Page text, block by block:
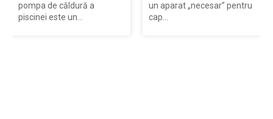
pompa de căldură a
piscinei este un...
un aparat „necesar” pentru
cap...